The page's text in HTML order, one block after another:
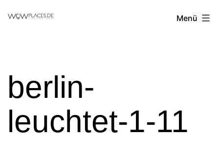
Reiseblog
Menü
berlin-
leuchtet-1-11